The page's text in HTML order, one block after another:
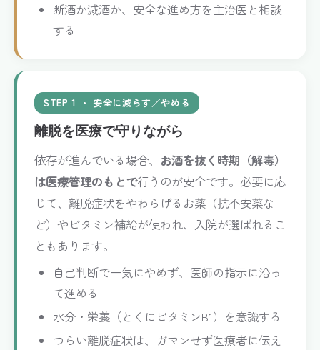
断酒か減酒か、安全な進め方を主治医と相談
する
STEP 1 ・ 安全に減らす／やめる
離脱を医療で守りながら
依存が進んでいる場合、 お酒を抜く時期（解毒）
は医療管理のもとで行うのが安全です。必要に応
じて、離脱症状をやわらげるお薬（抗不安薬な
ど）やビタミン補給が使われ、入院が選ばれるこ
ともあります。
自己判断で一気にやめず、医師の指示に沿っ
て進める
水分・栄養（とくにビタミンB1）を意識する
つらい離脱症状は、ガマンせず医療者に伝え